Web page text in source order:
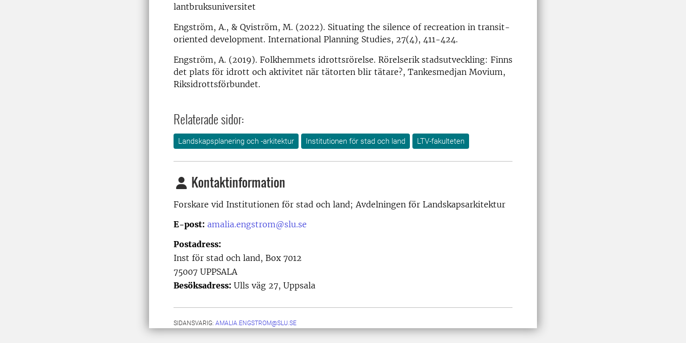
lantbruksuniversitet
Engström, A., & Qviström, M. (2022). Situating the silence of recreation in transit-
oriented development. International Planning Studies, 27(4), 411-424.
Engström, A. (2019). Folkhemmets idrottsrörelse. Rörelserik stadsutveckling: Finns
det plats för idrott och aktivitet när tätorten blir tätare?, Tankesmedjan Movium,
Riksidrottsförbundet.
Relaterade sidor:
Landskapsplanering och -arkitektur Institutionen för stad och land LTV-fakulteten
Kontaktinformation
Forskare vid Institutionen för stad och land; Avdelningen för Landskapsarkitektur
E-post: amalia.engstrom@slu.se
Postadress:
Inst för stad och land, Box 7012
75007 UPPSALA
Besöksadress: Ulls väg 27, Uppsala
SIDANSVARIG: AMALIA.ENGSTROM@SLU.SE